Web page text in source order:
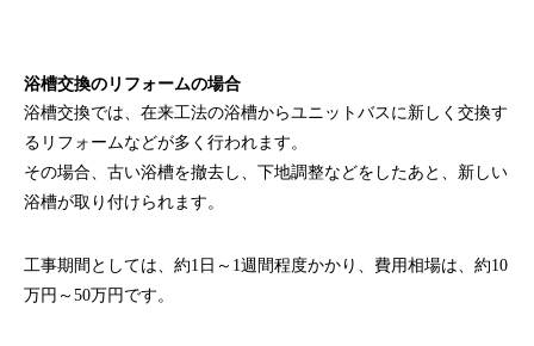
浴槽交換のリフォームの場合
浴槽交換では、在来工法の浴槽からユニットバスに新しく交換す
るリフォームなどが多く行われます。
その場合、古い浴槽を撤去し、下地調整などをしたあと、新しい
浴槽が取り付けられます。
工事期間としては、約1日～1週間程度かかり、費用相場は、約10
万円～50万円です。